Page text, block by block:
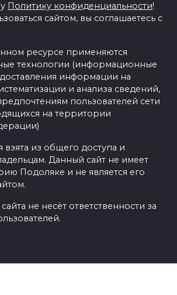
Политику конфиденциальности!
сайтом, вы соглашаетесь с
ресурсе применяются
технологии (информационные
информации на
и анализа сведений,
пользователей сети
на территории
из общего доступа и
Данный сайт не имеет
Подоляке и не является его
не несёт ответственности за